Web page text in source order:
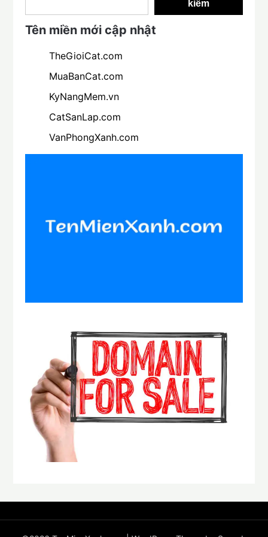
kiếm
Tên miền mới cập nhật
TheGioiCat.com
MuaBanCat.com
KyNangMem.vn
CatSanLap.com
VanPhongXanh.com